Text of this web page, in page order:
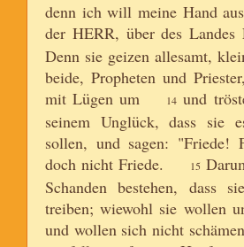
denn ich will meine Hand
der HERR, über des Landes
Denn sie geizen allesamt,
beide, Propheten und
mit Lügen um
14 und
seinem Unglück, dass sie
sollen, und sagen: "Friede!
doch nicht Friede.
15
Schanden bestehen, dass
treiben; wiewohl sie wollen
und wollen sich nicht